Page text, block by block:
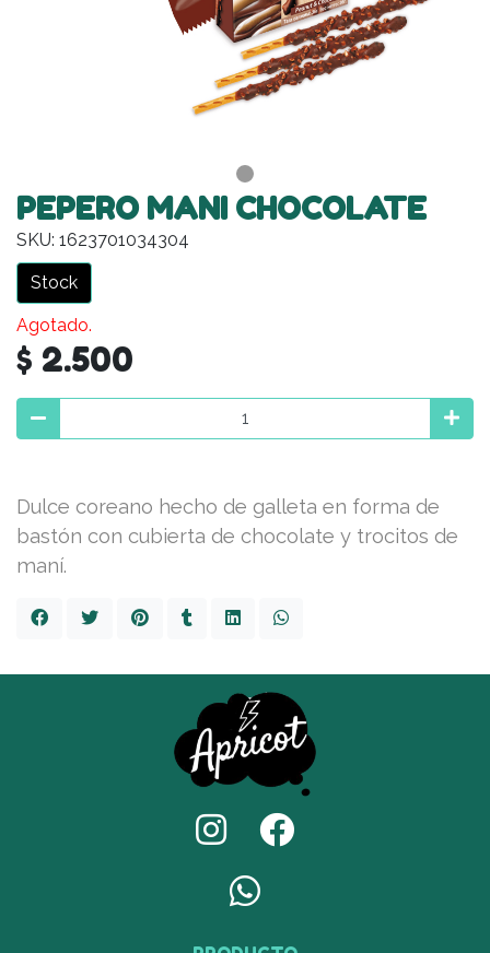
PEPERO MANI CHOCOLATE
SKU: 1623701034304
Stock
Agotado.
$ 2.500
Dulce coreano hecho de galleta en forma de
bastón con cubierta de chocolate y trocitos de
maní.